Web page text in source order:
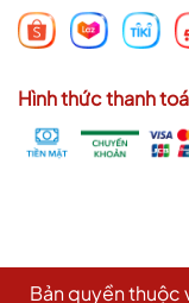
Hình thức thanh
Bản quyền thuộc